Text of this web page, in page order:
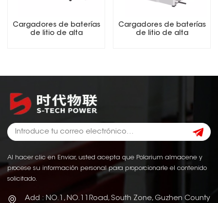
Cargadores de baterías
de litio de alta
Cargadores de baterías
de litio de alta
Al hacer clic en Enviar, usted acepta que Polarium almacene y
procese su información personal para proporcionarle el contenido
solicitado.
Add : NO.1, NO.11Road, South Zone, Guzhen County